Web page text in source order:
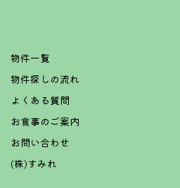
物件一覧
物件探しの流れ
よくある質問
お食事のご案内
お問い合わせ
(株)すみれ